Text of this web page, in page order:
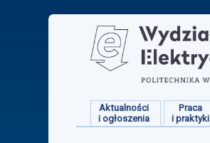
Aktualności
i ogłoszenia
Praca
i praktyki